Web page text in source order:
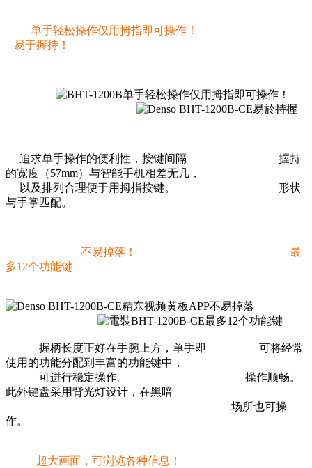
单手轻松操作仅用拇指即可操作！
易于握持！
追求单手操作的便利性，按键间隔 握持
的宽度（57mm）与智能手机相差无几，
以及排列合理便于用拇指按键。 形状
与手掌匹配。
不易掉落！
最
多12个功能键
握柄长度正好在手腕上方，单手即 可将经常
使用的功能分配到丰富的功能键中，
可进行稳定操作。 操作顺畅。
此外键盘采用背光灯设计，在黑暗
场所也可操
作。
超大画面，可浏览各种信息！